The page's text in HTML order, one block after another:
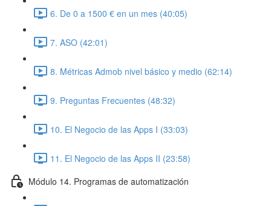
6. De 0 a 1500 € en un mes (40:05)
7. ASO (42:01)
8. Métricas Admob nivel básico y medio (62:14)
9. Preguntas Frecuentes (48:32)
10. El Negocio de las Apps I (33:03)
11. El Negocio de las Apps II (23:58)
Módulo 14. Programas de automatización